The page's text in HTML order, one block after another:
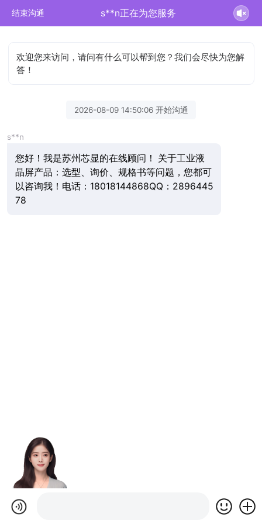
结束沟通 s**n正在为您服务
欢迎您来访问，请问有什么可以帮到您？我们会尽快为您解
答！
2026-08-09 14:50:06 开始沟通
s**n
您好！我是苏州芯显的在线顾问！ 关于工业液
晶屏产品：选型、询价、规格书等问题，您都可
以咨询我！电话：18018144868QQ：2896445
78